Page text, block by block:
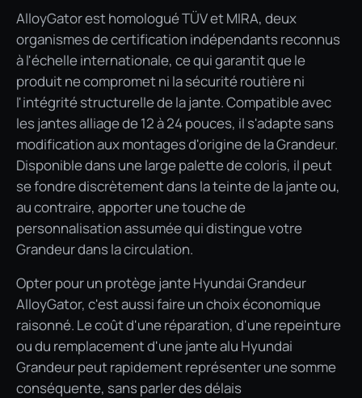
AlloyGator est homologué TÜV et MIRA, deux
organismes de certification indépendants reconnus
à l'échelle internationale, ce qui garantit que le
produit ne compromet ni la sécurité routière ni
l'intégrité structurelle de la jante. Compatible avec
les jantes alliage de 12 à 24 pouces, il s'adapte sans
modification aux montages d'origine de la Grandeur.
Disponible dans une large palette de coloris, il peut
se fondre discrètement dans la teinte de la jante ou,
au contraire, apporter une touche de
personnalisation assumée qui distingue votre
Grandeur dans la circulation.
Opter pour un protège jante Hyundai Grandeur
AlloyGator, c'est aussi faire un choix économique
raisonné. Le coût d'une réparation, d'une repeinture
ou du remplacement d'une jante alu Hyundai
Grandeur peut rapidement représenter une somme
conséquente, sans parler des délais